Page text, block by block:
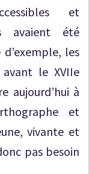
et
avaient été
les
le XVIIe
aujourd’hui à
et
vivante et
pas besoin